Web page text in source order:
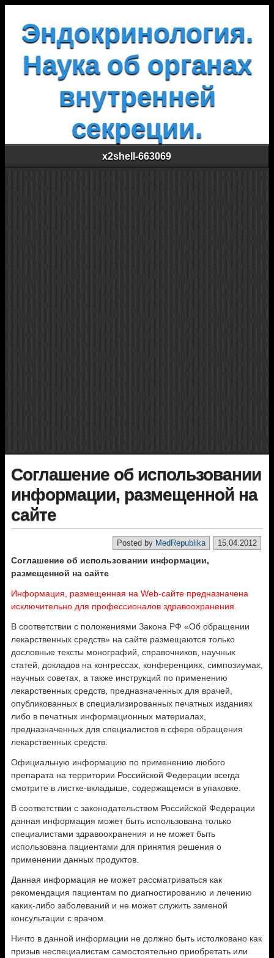
Эндокринология.
Наука об органах
внутренней
секреции.
x2shell-663069
Соглашение об использовании
информации, размещенной на
сайте
15.04.2012
Posted by MedRepublika
Соглашение об использовании информации,
размещенной на сайте
Информация, размещенная на Web-сайте предназначена
исключительно для профессионалов здравоохранения.
В соответствии с положениями Закона РФ «Об обращении
лекарственных средств» на сайте размещаются только
дословные тексты монографий, справочников, научных
статей, докладов на конгрессах, конференциях, симпозиумах,
научных советах, а также инструкций по применению
лекарственных средств, предназначенных для врачей,
опубликованных в специализированных печатных изданиях
либо в печатных информационных материалах,
предназначенных для специалистов в сфере обращения
лекарственных средств.
Официальную информацию по применению любого
препарата на территории Российской Федерации всегда
смотрите в листке-вкладыше, содержащемся в упаковке.
В соответствии с законодательством Российской Федерации
данная информация может быть использована только
специалистами здравоохранения и не может быть
использована пациентами для принятия решения о
применении данных продуктов.
Данная информация не может рассматриваться как
рекомендация пациентам по диагностированию и лечению
каких-либо заболеваний и не может служить заменой
консультации с врачом.
Ничто в данной информации не должно быть истолковано как
призыв неспециалистам самостоятельно приобретать или